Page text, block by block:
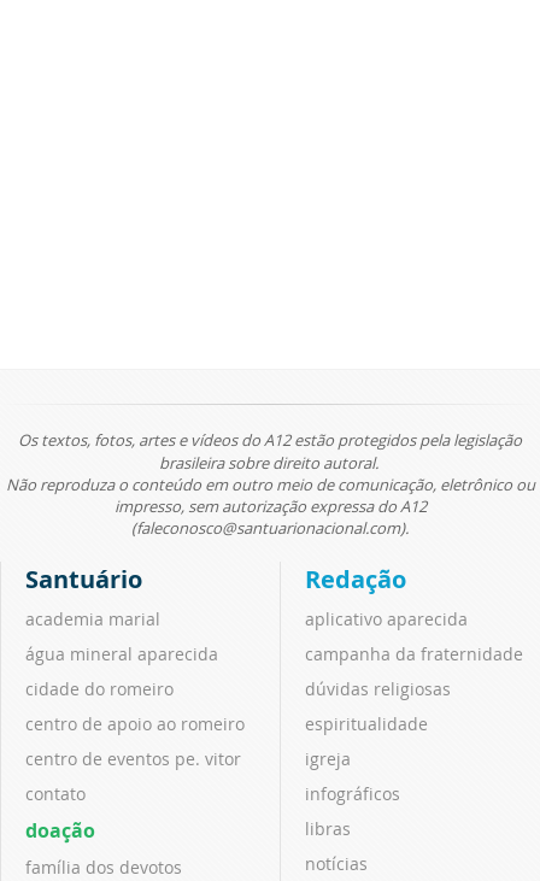
Os textos, fotos, artes e vídeos do A12 estão protegidos pela legislação
brasileira sobre direito autoral.
Não reproduza o conteúdo em outro meio de comunicação, eletrônico ou
impresso, sem autorização expressa do A12
(faleconosco@santuarionacional.com).
Santuário
academia marial
água mineral aparecida
cidade do romeiro
centro de apoio ao romeiro
centro de eventos pe. vitor
contato
doação
família dos devotos
Redação
aplicativo aparecida
campanha da fraternidade
dúvidas religiosas
espiritualidade
igreja
infográficos
libras
notícias